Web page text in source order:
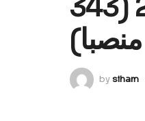
منصبا)
bysiham